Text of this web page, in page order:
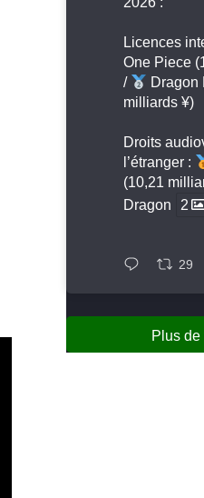
Licences
One Piece
/
Dragon
milliards ¥)
Droits
l’étranger :
(10,21
Dragon
2
29
Plus de